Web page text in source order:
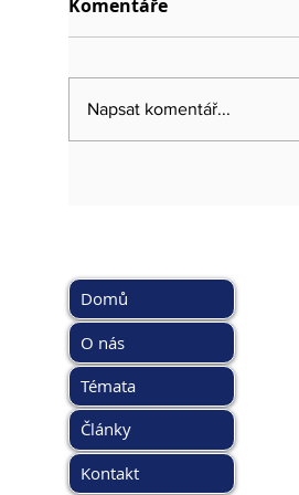
Komentáře
Napsat komentář...
Domů
O nás
Témata
Články
Kontakt